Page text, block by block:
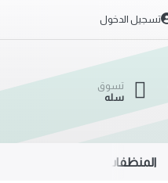
تسجيل الدخول
تسوق
سله
المنظفات